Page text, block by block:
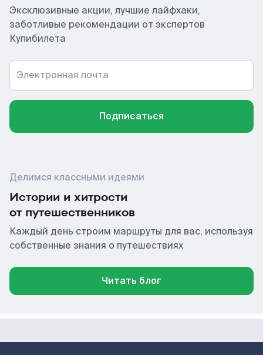
Эксклюзивные акции, лучшие лайфхаки,
заботливые рекомендации от экспертов
Купибилета
Электронная почта
Подписаться
Делимся классными идеями
Истории и хитрости
от путешественников
Каждый день строим маршруты для вас, используя
собственные знания о путешествиях
Читать блог